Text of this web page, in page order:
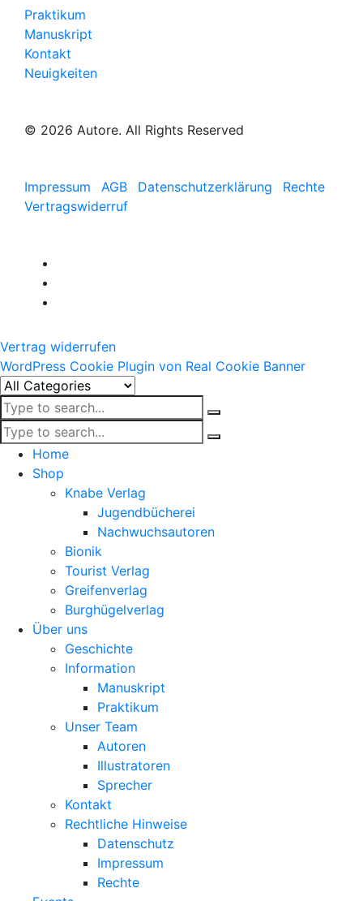
Praktikum
Manuskript
Kontakt
Neuigkeiten
© 2026 Autore. All Rights Reserved
Impressum AGB Datenschutzerklärung
Rechte
Vertragswiderruf
Vertrag widerrufen
WordPress Cookie Plugin von Real Cookie Banner
Home
Shop
Knabe Verlag
Jugendbücherei
Nachwuchsautoren
Bionik
Tourist Verlag
Greifenverlag
Burghügelverlag
Über uns
Geschichte
Information
Manuskript
Praktikum
Unser Team
Autoren
Illustratoren
Sprecher
Kontakt
Rechtliche Hinweise
Datenschutz
Impressum
Rechte